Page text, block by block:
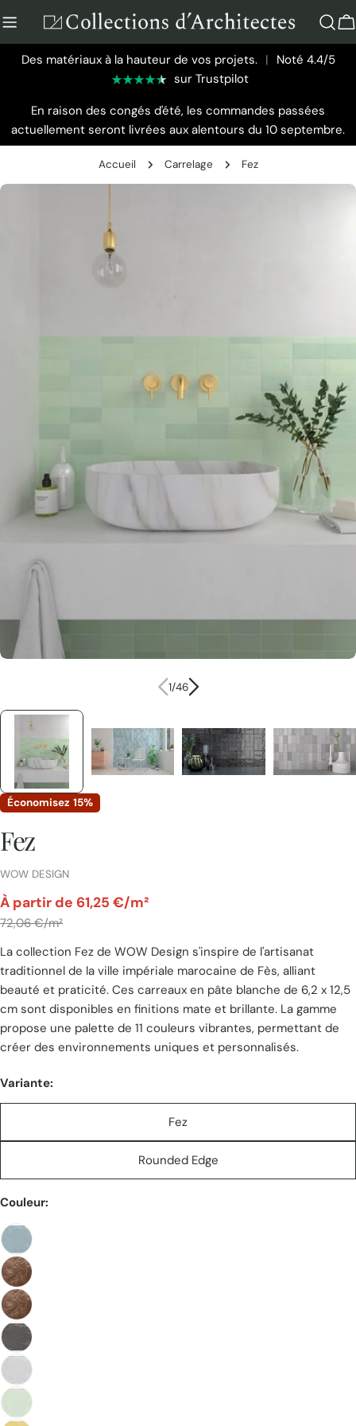
au
contenu
Des matériaux à la hauteur de vos projets. | Noté 4.4/5
sur Trustpilot
En raison des congés d'été, les commandes passées
actuellement seront livrées aux alentours du 10 septembre.
Accueil Carrelage Fez
Passer
1/46
Économisez 15%
Fez
FOURNISSEUR:
WOW DESIGN
Prix
unitaire
par
À partir de 61,25 €/m²
72,06 €/m²
La collection Fez de WOW Design s'inspire de l'artisanat
traditionnel de la ville impériale marocaine de Fès, alliant
beauté et praticité. Ces carreaux en pâte blanche de 6,2 x 12,5
cm sont disponibles en finitions mate et brillante. La gamme
propose une palette de 11 couleurs vibrantes, permettant de
créer des environnements uniques et personnalisés.
Variante:
Fez
Rounded Edge
Couleur: